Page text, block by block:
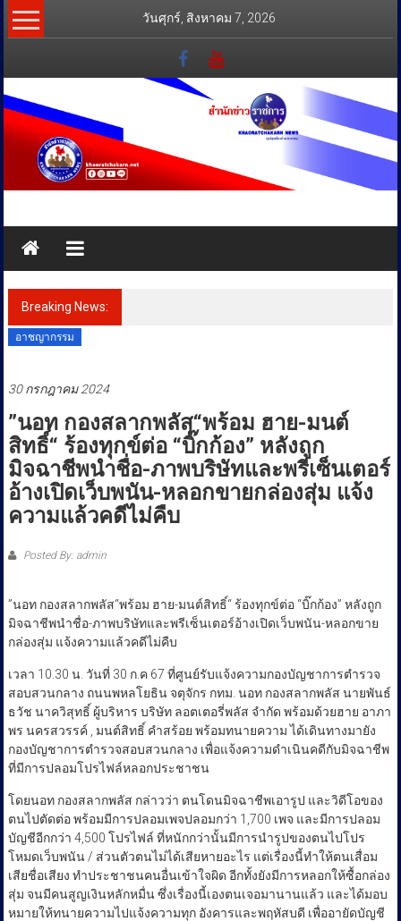
Skip
to
วันศุกร์, สิงหาคม 7, 2026
สำนัก
ข่าว
ราชการ
ทุกข์
สุข
ข้าง
ประชาชน
Breaking News:
อาชญากรรม
30 กรกฎาคม 2024
”นอท กองสลากพลัส“พร้อม ฮาย-มนต์
สิทธิ์“ ร้องทุกข์ต่อ “บิ๊กก้อง” หลังถูก
มิจฉาชีพนำชื่อ-ภาพบริษัทและพรีเซ็นเตอร์
อ้างเปิดเว็บพนัน-หลอกขายกล่องสุ่ม แจ้ง
ความแล้วคดีไม่คืบ
Posted By: admin
”นอท กองสลากพลัส“พร้อม ฮาย-มนต์สิทธิ์“ ร้องทุกข์ต่อ “บิ๊กก้อง” หลังถูก
มิจฉาชีพนำชื่อ-ภาพบริษัทและพรีเซ็นเตอร์อ้างเปิดเว็บพนัน-หลอกขาย
กล่องสุ่ม แจ้งความแล้วคดีไม่คืบ
เวลา 10.30 น. วันที่ 30 ก.ค 67 ที่ศูนย์รับแจ้งความกองบัญชาการตำรวจ
สอบสวนกลาง ถนนพหลโยธิน จตุจักร กทม. นอท กองสลากพลัส นายพันธ์
ธวัช นาควิสุทธิ์ ผู้บริหาร บริษัท ลอตเตอรี่พลัส จำกัด พร้อมด้วยฮาย อาภา
พร นครสวรรค์ , มนต์สิทธิ์ คำสร้อย พร้อมทนายความ ได้เดินทางมายัง
กองบัญชาการตำรวจสอบสวนกลาง เพื่อแจ้งความดำเนินคดีกับมิจฉาชีพ
ที่มีการปลอมโปรไฟล์หลอกประชาชน
โดยนอท กองสลากพลัส กล่าวว่า ตนโดนมิจฉาชีพเอารูป และวิดีโอของ
ตนไปตัดต่อ พร้อมมีการปลอมเพจปลอมกว่า 1,700 เพจ และมีการปลอม
บัญชีอีกกว่า 4,500 โปรไฟล์ ที่หนักกว่านั้นมีการนำรูปของตนไปโปร
โหมดเว็บพนัน / ส่วนตัวตนไม่ได้เสียหายอะไร แต่เรื่องนี้ทำให้ตนเสื่อม
เสียชื่อเสียง ทำประชาชนคนอื่นเข้าใจผิด อีกทั้งยังมีการหลอกให้ซื้อกล่อง
สุ่ม จนมีคนสูญเงินหลักหมื่น ซึ่งเรื่องนี้เองตนเจอมานานแล้ว และได้มอบ
หมายให้ทนายความไปแจ้งความทุก อังคารและพฤหัสบดี เพื่ออายัดบัญชี